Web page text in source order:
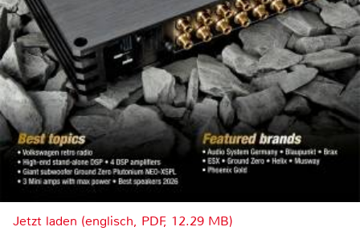
Jetzt laden (englisch, PDF, 12.29 MB)